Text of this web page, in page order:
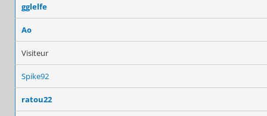
gglelfe
Ao
Visiteur
Spike92
ratou22